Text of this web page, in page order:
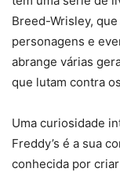
Breed-Wrisley,
personagens e
abrange várias
que lutam contra
Uma curiosidade
Freddy’s é a sua
conhecida por